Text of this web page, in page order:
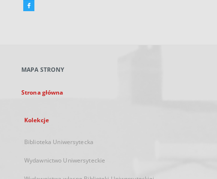
Facebook
karcie
MAPA STRONY
Strona główna
Kolekcje
Biblioteka Uniwersytecka
Wydawnictwo Uniwersyteckie